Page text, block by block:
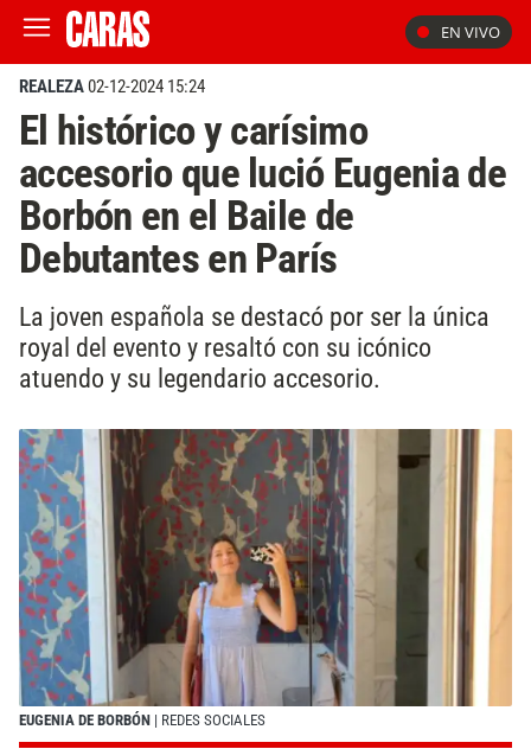
EN VIVO
REALEZA02-12-2024 15:24
El histórico y carísimo
accesorio que lució Eugenia de
Borbón en el Baile de
Debutantes en París
La joven española se destacó por ser la única
royal del evento y resaltó con su icónico
atuendo y su legendario accesorio.
EUGENIA DE BORBÓN | REDES SOCIALES